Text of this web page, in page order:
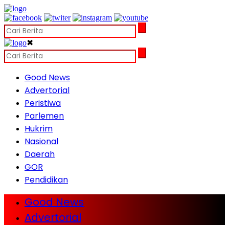
✖
Good News
Advertorial
Peristiwa
Parlemen
Hukrim
Nasional
Daerah
GOR
Pendidikan
Good News
Advertorial